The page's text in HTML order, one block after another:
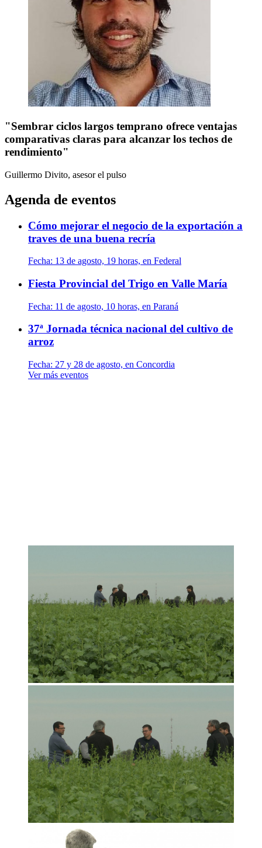
"Sembrar ciclos largos temprano ofrece ventajas
comparativas claras para alcanzar los techos de
rendimiento"
Guillermo Divito, asesor el pulso
Agenda de eventos
Cómo mejorar el negocio de la exportación a
traves de una buena recría
Fecha: 13 de agosto, 19 horas, en Federal
Fiesta Provincial del Trigo en Valle María
Fecha: 11 de agosto, 10 horas, en Paraná
37ª Jornada técnica nacional del cultivo de
arroz
Fecha: 27 y 28 de agosto, en Concordia
Ver más eventos